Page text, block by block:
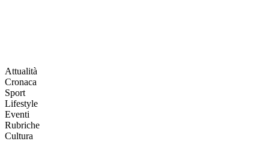
Attualità
Cronaca
Sport
Lifestyle
Eventi
Rubriche
Cultura